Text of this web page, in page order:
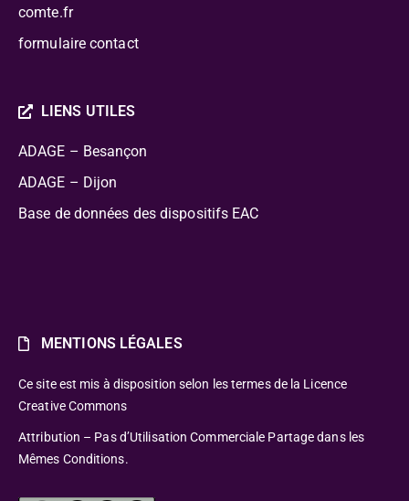
comte.fr
formulaire contact
LIENS UTILES
ADAGE – Besançon
ADAGE – Dijon
Base de données des dispositifs EAC
MENTIONS LÉGALES
Ce site est mis à disposition selon les termes de la Licence
Creative Commons
Attribution – Pas d’Utilisation Commerciale Partage dans les
Mêmes Conditions.